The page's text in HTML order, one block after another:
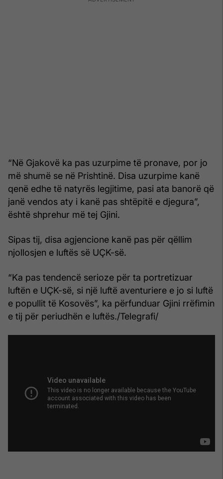
“Në Gjakovë ka pas uzurpime të pronave, por jo
më shumë se në Prishtinë. Disa uzurpime kanë
qenë edhe të natyrës legjitime, pasi ata banorë që
janë vendos aty i kanë pas shtëpitë e djegura”,
është shprehur më tej Gjini.
Sipas tij, disa agjencione kanë pas për qëllim
njollosjen e luftës së UÇK-së.
“Ka pas tendencë serioze për ta portretizuar
luftën e UÇK-së, si një luftë aventuriere e jo si luftë
e popullit të Kosovës”, ka përfunduar Gjini rrëfimin
e tij për periudhën e luftës./Telegrafi/